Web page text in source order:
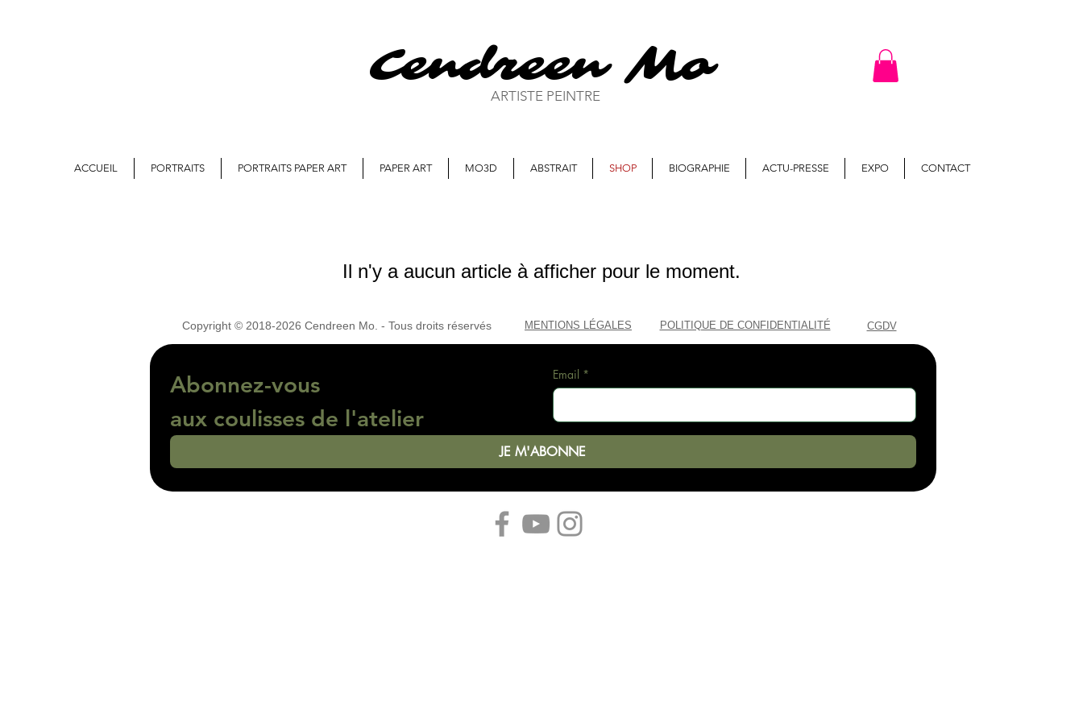
Cendreen Mo
ARTISTE PEINTRE
ACCUEIL PORTRAITS PORTRAITS PAPER ART PAPER ART MO3D ABSTRAIT SHOP BIOGRAPHIE ACTU-PRESSE EXPO CONTACT
Il n'y a aucun article à afficher pour le moment.
Copyright © 2018-2026 Cendreen Mo. - Tous droits réservés MENTIONS LÉGALES POLITIQUE DE CONFIDENTIALITÉ CGDV
aux coulisses de l'atelier
Email *
JE M'ABONNE